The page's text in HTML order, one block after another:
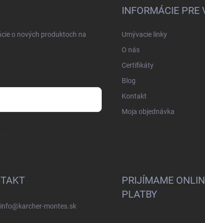
o nových produktoch na
INFORMÁCIE PRE
Umývacie linky
O nás
Certifikáty
Blog
Kontakt
Moja objednávka
info@karcher-montes.sk
PRIJÍMAME
PLATBY